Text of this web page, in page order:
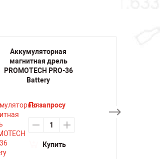
Аккумуляторная
магнитная дрель
PROMOTECH PRO-36
Battery
По запросу
Купить